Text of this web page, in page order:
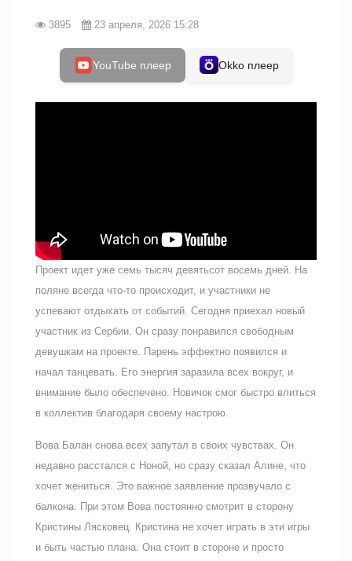
3895 23 апреля, 2026 15:28
YouTube плеер Okko плеер
Проект идет уже семь тысяч девятьсот восемь дней. На
поляне всегда что-то происходит, и участники не
успевают отдыхать от событий. Сегодня приехал новый
участник из Сербии. Он сразу понравился свободным
девушкам на проекте. Парень эффектно появился и
начал танцевать. Его энергия заразила всех вокруг, и
внимание было обеспечено. Новичок смог быстро влиться
в коллектив благодаря своему настрою.
Вова Балан снова всех запутал в своих чувствах. Он
недавно расстался с Ноной, но сразу сказал Алине, что
хочет жениться. Это важное заявление прозвучало с
балкона. При этом Вова постоянно смотрит в сторону
Кристины Лясковец. Кристина не хочет играть в эти игры
и быть частью плана. Она стоит в стороне и просто